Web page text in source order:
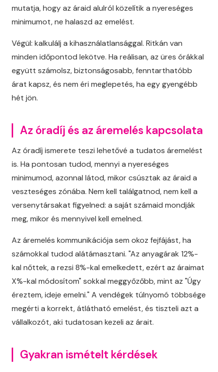
mutatja, hogy az áraid alulról közelítik a nyereséges
minimumot, ne halaszd az emelést.
Végül: kalkulálj a kihasználatlansággal. Ritkán van
minden időpontod lekötve. Ha reálisan, az üres órákkal
együtt számolsz, biztonságosabb, fenntarthatóbb
árat kapsz, és nem éri meglepetés, ha egy gyengébb
hét jön.
Az óradíj és az áremelés kapcsolata
Az óradíj ismerete teszi lehetővé a tudatos áremelést
is. Ha pontosan tudod, mennyi a nyereséges
minimumod, azonnal látod, mikor csúsztak az áraid a
veszteséges zónába. Nem kell találgatnod, nem kell a
versenytársakat figyelned: a saját számaid mondják
meg, mikor és mennyivel kell emelned.
Az áremelés kommunikációja sem okoz fejfájást, ha
számokkal tudod alátámasztani. "Az anyagárak 12%-
kal nőttek, a rezsi 8%-kal emelkedett, ezért az áraimat
X%-kal módosítom" sokkal meggyőzőbb, mint az "Úgy
éreztem, ideje emelni." A vendégek túlnyomó többsége
megérti a korrekt, átlátható emelést, és tiszteli azt a
vállalkozót, aki tudatosan kezeli az árait.
Gyakran ismételt kérdések